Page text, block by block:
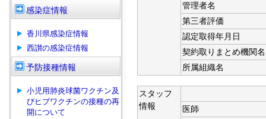
感染症情報
香川県感染症情報
西讃の感染症情報
予防接種情報
小児用肺炎球菌ワクチン及
びヒブワクチンの接種の再
開について
管理者名
第三者評価
認定取得年月日
契約取りまとめ機関名
所属組織名
スタッフ
情報
医師